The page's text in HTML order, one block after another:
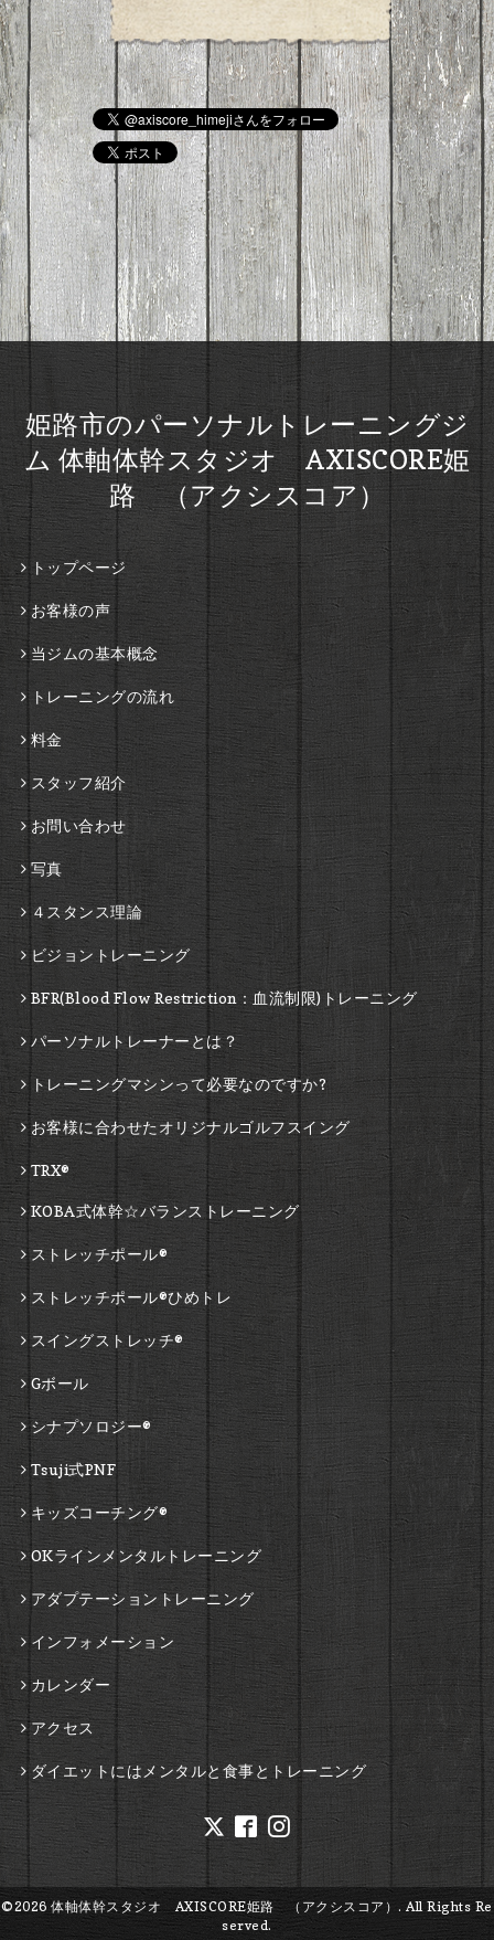
姫路市のパーソナルトレーニングジ
ム 体軸体幹スタジオ AXISCORE姫
路 （アクシスコア）
トップページ
お客様の声
当ジムの基本概念
トレーニングの流れ
料金
スタッフ紹介
お問い合わせ
写真
４スタンス理論
ビジョントレーニング
BFR(Blood Flow Restriction：血流制限)トレーニング
パーソナルトレーナーとは？
トレーニングマシンって必要なのですか?
お客様に合わせたオリジナルゴルフスイング
TRX®
KOBA式体幹☆バランストレーニング
ストレッチポール®
ストレッチポール®ひめトレ
スイングストレッチ®
Gボール
シナプソロジー®
Tsuji式PNF
キッズコーチング®
OKラインメンタルトレーニング
アダプテーショントレーニング
インフォメーション
カレンダー
アクセス
ダイエットにはメンタルと食事とトレーニング
©2026体軸体幹スタジオ AXISCORE姫路 （アクシスコア）. All Rights Re
served.